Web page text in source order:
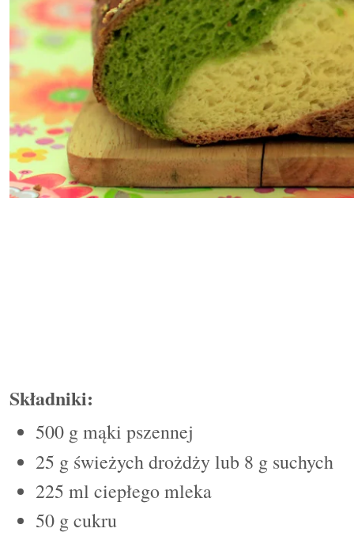
Składniki:
500 g mąki pszennej
25 g świeżych drożdży lub 8 g suchych
225 ml ciepłego mleka
50 g cukru